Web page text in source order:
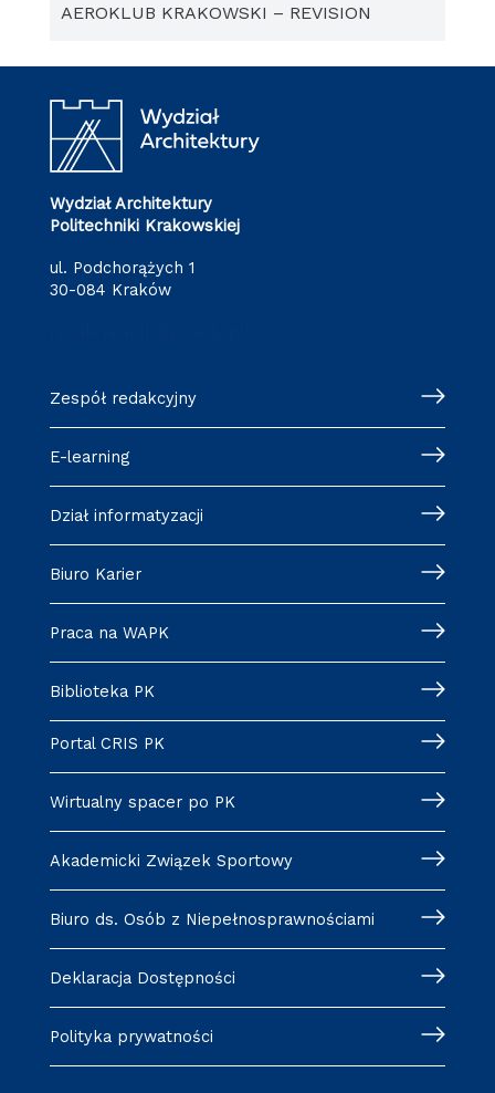
AEROKLUB KRAKOWSKI – REVISION
Wydział Architektury
Politechniki Krakowskiej
ul. Podchorążych 1
30-084 Kraków
Zespół redakcyjny
E-learning
Dział informatyzacji
Biuro Karier
Praca na WAPK
Biblioteka PK
Portal CRIS PK
Wirtualny spacer po PK
Akademicki Związek Sportowy
Biuro ds. Osób z Niepełnosprawnościami
Deklaracja Dostępności
Polityka prywatności